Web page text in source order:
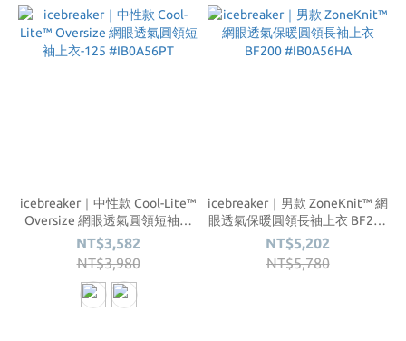
icebreaker｜中性款 Cool-Lite™
Oversize 網眼透氣圓領短袖上
衣-125 #IB0A56PT
NT$3,582
NT$3,980
icebreaker｜男款 ZoneKnit™ 網
眼透氣保暖圓領長袖上衣 BF200
#IB0A56HA
NT$5,202
NT$5,780